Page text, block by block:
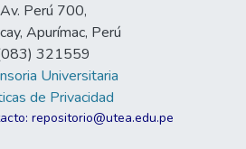
Av. Perú 700,
Apurímac, Perú
321559
Universitaria
de Privacidad
repositorio@utea.edu.pe